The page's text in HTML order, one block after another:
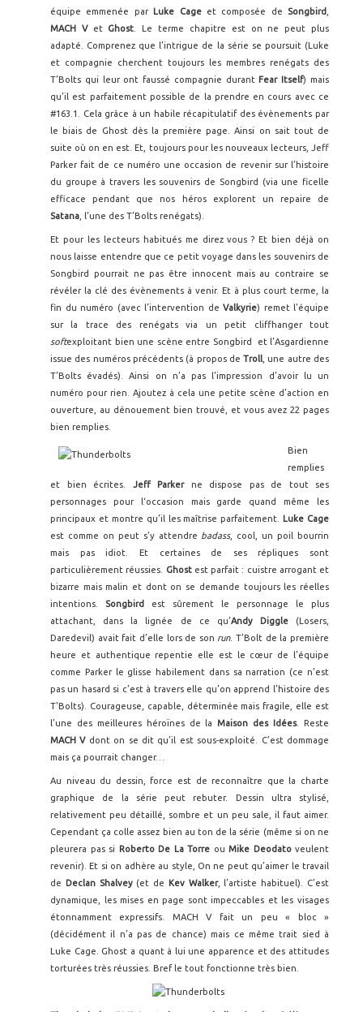
équipe emmenée par Luke Cageet composée de Songbird
MACH Vet Ghost . Le terme chapitre est on ne peut plus
adapté. Comprenez que l’intrigue de la série se poursuit (Luke
et compagnie cherchent toujours les membres renégats des
T’Bolts qui leur ont faussé compagnie durant Fear Itself) mais
qu’il est parfaitement possible de la prendre en cours avec ce
#163.1. Cela grâce à un habile récapitulatif des évènements par
le biais de Ghost dès la première page. Ainsi on sait tout de
suite où on en est. Et, toujours pour les nouveaux lecteurs, Jeff
Parker fait de ce numéro une occasion de revenir sur l’histoire
du groupe à travers les souvenirs de Songbird (via une ficelle
efficace pendant que nos héros explorent un repaire de
Satana , l’une des T’Bolts renégats).
Et pour les lecteurs habitués me direz vous ? Et bien déjà on
nous laisse entendre que ce petit voyage dans les souvenirs de
Songbird pourrait ne pas être innocent mais au contraire se
révéler la clé des évènements à venir. Et à plus court terme, la
fin du numéro (avec l’intervention de Valkyrie) remet l’équipe
sur la trace des renégats via un petit cliffhanger tout
softexploitant bien une scène entre Songbird et l’Asgardienne
issue des numéros précédents (à propos deTroll , une autre des
T’Bolts évadés). Ainsi on n’a pas l’impression d’avoir lu un
numéro pour rien. Ajoutez à cela une petite scène d’action en
ouverture, au dénouement bien trouvé, et vous avez 22 pages
bien remplies.
Bien
remplies
et bien écrites. Jeff Parkerne dispose pas de tout ses
personnages pour l‘occasion mais garde quand même les
principaux et montre qu’il les maîtrise parfaitement. Luke Cage
est comme on peut s’y attendre badass, cool, un poil bourrin
mais pas idiot. Et certaines de ses répliques sont
particulièrement réussies.
Ghost est parfait : cuistre arrogant et
bizarre mais malin et dont on se demande toujours les réelles
intentions. Songbird
est sûrement le personnage le plus
attachant, dans la lignée de ce qu’Andy Diggle(Losers,
Daredevil) avait fait d’elle lors de son run. T’Bolt de la première
heure et authentique repentie elle est le cœur de l’équipe
comme Parker le glisse habilement dans sa narration (ce n’est
pas un hasard si c’est à travers elle qu’on apprend l’histoire des
T’Bolts). Courageuse, capable, déterminée mais fragile, elle est
l’une des meilleures héroïnes de laMaison des Idées. Reste
MACH Vdont on se dit qu’il est sous-exploité. C’est dommage
mais ça pourrait changer…
Au niveau du dessin, force est de reconnaître que la charte
graphique de la série peut rebuter. Dessin ultra stylisé,
relativement peu détaillé, sombre et un peu sale, il faut aimer.
Cependant ça colle assez bien au ton de la série (même si on ne
pleurera pas si Roberto De La Torre ou Mike Deodatoveulent
revenir). Et si on adhère au style, On ne peut qu’aimer le travail
de Declan Shalvey (et de Kev Walker, l’artiste habituel). C’est
dynamique, les mises en page sont impeccables et les visages
étonnamment expressifs. MACH V fait un peu « bloc »
(décidément il n’a pas de chance) mais ce même trait sied à
Luke Cage. Ghost a quant à lui une apparence et des attitudes
torturées très réussies. Bref le tout fonctionne très bien.